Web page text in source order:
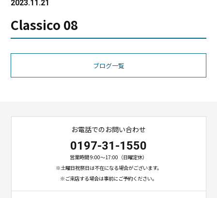
2023.11.21
Classico 08
ブログ一覧
お電話でのお問い合わせ
0197-31-1550
営業時間 9:00〜17:00（日曜定休）
※土曜日祝祭日は不在になる場合がございます。
※ご来店する場合は事前にご予約ください。